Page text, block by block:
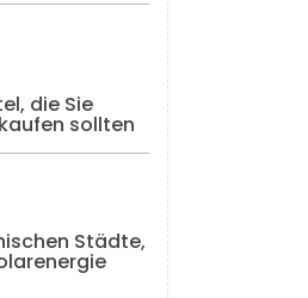
die Sie
sollten
Städte,